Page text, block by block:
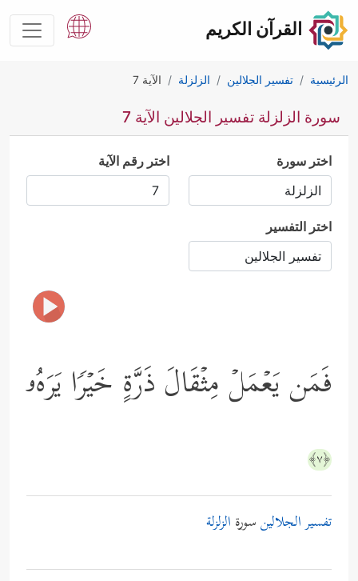
القرآن الكريم
الرئيسية تفسير الجلالين الزلزلة الآية 7
سورة الزلزلة تفسير الجلالين الآية 7
اختر سورة اختر رقم الآية
اختر التفسير
فَمَن یَعۡمَلۡ مِثۡقَالَ ذَرَّةٍ خَیۡرࣰا یَرَهُۥ
﴿٧﴾
تفسير الجلالينسورة الزلزلة